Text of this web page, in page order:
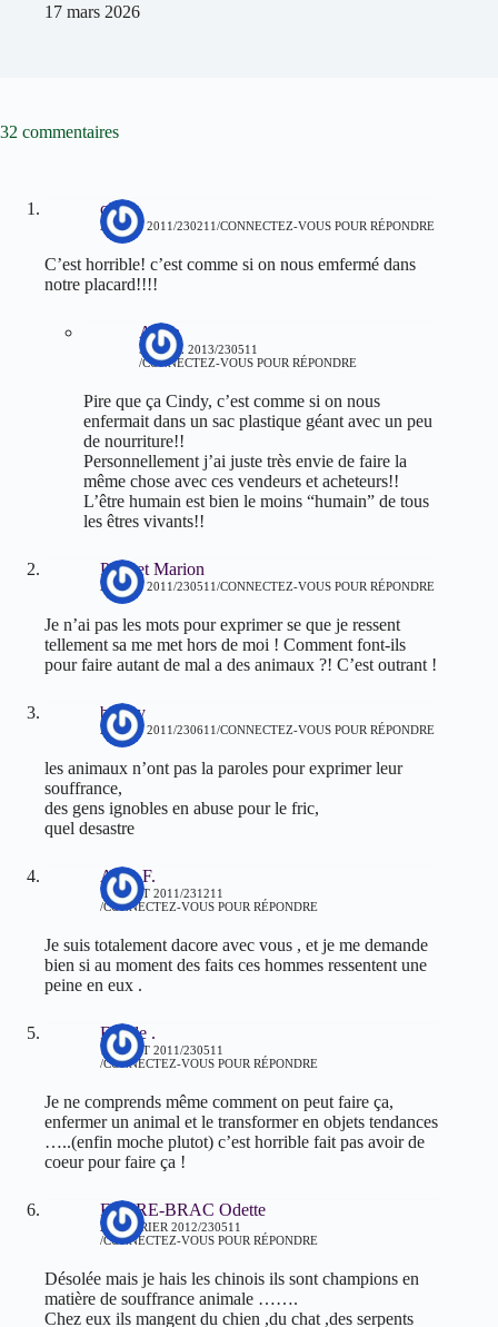
17 mars 2026
32 commentaires
cindy
21 JUIN 2011/230211 CONNECTEZ-VOUS POUR RÉPONDRE
C’est horrible! c’est comme si on nous emfermé dans
notre placard!!!!
Aziza
5 AVRIL 2013/230511
CONNECTEZ-VOUS POUR RÉPONDRE
Pire que ça Cindy, c’est comme si on nous
enfermait dans un sac plastique géant avec un peu
de nourriture!!
Personnellement j’ai juste très envie de faire la
même chose avec ces vendeurs et acheteurs!!
L’être humain est bien le moins “humain” de tous
les êtres vivants!!
Priozet Marion
21 JUIN 2011/230511 CONNECTEZ-VOUS POUR RÉPONDRE
Je n’ai pas les mots pour exprimer se que je ressent
tellement sa me met hors de moi ! Comment font-ils
pour faire autant de mal a des animaux ?! C’est outrant !
boutry
21 JUIN 2011/230611 CONNECTEZ-VOUS POUR RÉPONDRE
les animaux n’ont pas la paroles pour exprimer leur
souffrance,
des gens ignobles en abuse pour le fric,
quel desastre
Alice F.
12 AOÛT 2011/231211
CONNECTEZ-VOUS POUR RÉPONDRE
Je suis totalement dacore avec vous , et je me demande
bien si au moment des faits ces hommes ressentent une
peine en eux .
Estelle .
14 AOÛT 2011/230511
CONNECTEZ-VOUS POUR RÉPONDRE
Je ne comprends même comment on peut faire ça,
enfermer un animal et le transformer en objets tendances
…..(enfin moche plutot) c’est horrible fait pas avoir de
coeur pour faire ça !
FAURE-BRAC Odette
28 FÉVRIER 2012/230511
CONNECTEZ-VOUS POUR RÉPONDRE
Désolée mais je hais les chinois ils sont champions en
matière de souffrance animale …….
Chez eux ils mangent du chien ,du chat ,des serpents